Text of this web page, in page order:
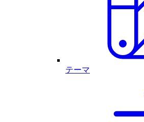
テーマ